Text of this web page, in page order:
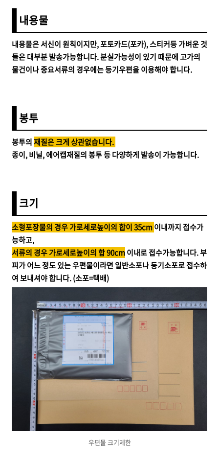
내용물
내용물은 서신이 원칙이지만, 포토카드(포카), 스티커등 가벼운 것
들은 대부분 발송가능합니다. 분실가능성이 있기 때문에 고가의
물건이나 중요서류의 경우에는 등기우편을 이용해야 합니다.
봉투
봉투의재질은 크게 상관없습니다.
종이, 비닐, 에어캡재질의 봉투 등 다양하게 발송이 가능합니다.
크기
소형포장물의 경우 가로세로높이의 합이 35cm이내까지 접수가
능하고,
서류의 경우 가로세로높이의 합 90cm이내로 접수가능합니다. 부
피가 어느 정도 있는 우편물이라면 일반소포나 등기소포로 접수하
여 보내셔야 합니다. (소포=택배)
우편물 크기제한